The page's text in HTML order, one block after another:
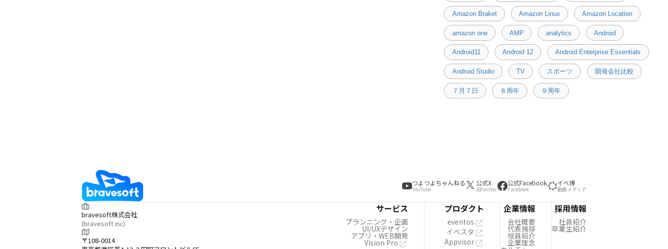
Amazon Braket Amazon Linux Amazon Location
amazon one AMP analytics Android
Android11 Android 12 Android Enterprise Essentials
Android Studio TV スポーツ 開発会社比較
７月７日 ８周年 ９周年
つよつよちゃんねる
YouTube
公式X
旧twitter
公式Facebook
Facebook
イベ博
動画メディア
bravesoft株式会社
(bravesoft inc)
〒108-0014
サービス
プランニング・企画
UI/UXデザイン
アプリ・WEB開発
Vision Pro
プロダクト
eventos
イベスタ
Appvisor
企業情報
会社概要
代表挨拶
役員紹介
企業理念
採用情報
社員紹介
卒業生紹介